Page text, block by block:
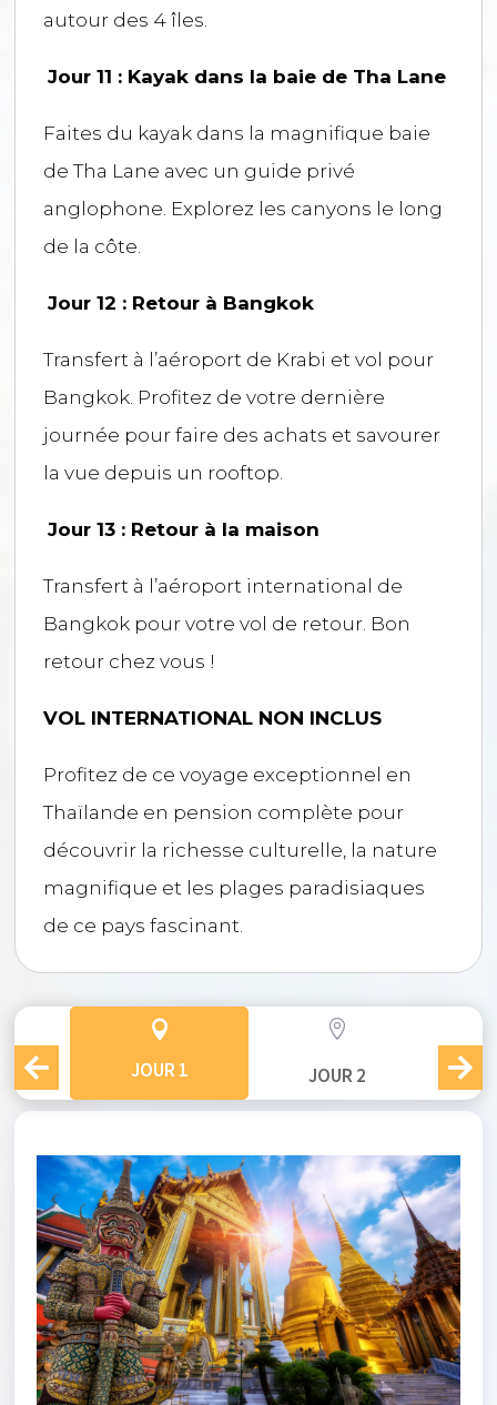
autour des 4 îles.
Jour 11 : Kayak dans la baie de Tha Lane
Faites du kayak dans la magnifique baie
de Tha Lane avec un guide privé
anglophone. Explorez les canyons le long
de la côte.
Jour 12 : Retour à Bangkok
Transfert à l’aéroport de Krabi et vol pour
Bangkok. Profitez de votre dernière
journée pour faire des achats et savourer
la vue depuis un rooftop.
Jour 13 : Retour à la maison
Transfert à l’aéroport international de
Bangkok pour votre vol de retour. Bon
retour chez vous !
VOL INTERNATIONAL NON INCLUS
Profitez de ce voyage exceptionnel en
Thaïlande en pension complète pour
découvrir la richesse culturelle, la nature
magnifique et les plages paradisiaques
de ce pays fascinant.

JOUR 1

JOUR 2